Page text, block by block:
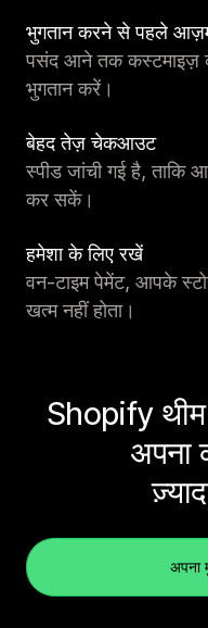
भुगतान करने से पहले
पसंद आने तक कस्टमाइज़
भुगतान करें।
बेहद तेज़ चेकआउट
स्पीड जांची गई है,
कर सकें।
हमेशा के लिए रखें
वन-टाइम पेमेंट, आपके
खत्म नहीं होता।
Shopify
अपना
अपना